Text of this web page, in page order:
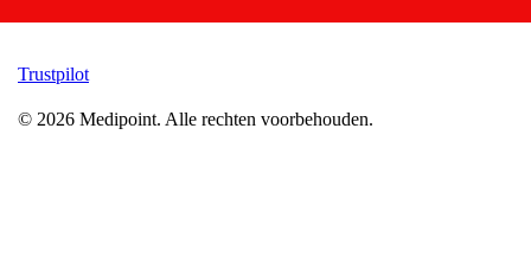
Trustpilot
© 2026 Medipoint. Alle rechten voorbehouden.